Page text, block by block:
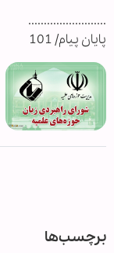
.........................
پایان پیام/ 101
برچسب‌ها